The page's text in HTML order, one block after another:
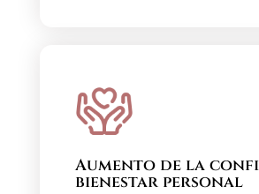
Aumento de la
bienestar personal